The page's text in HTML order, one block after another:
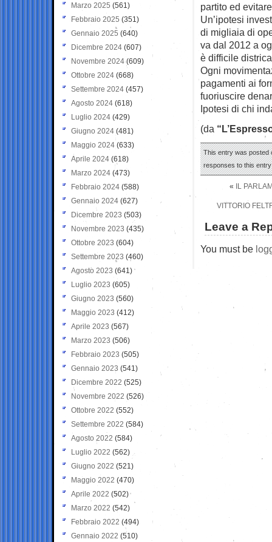
partito ed
Un’ipotesi
di migliaia di
va dal 2012 a
è difficile
Ogni
pagamenti ai
fuoriuscire
Ipotesi di chi
(da
This entry was posted
responses to this
« IL
VITTORIO
Leave a
You must be
Marzo 2025 (561)
Febbraio 2025 (351)
Gennaio 2025 (640)
Dicembre 2024 (607)
Novembre 2024(609)
Ottobre 2024 (668)
Settembre 2024 (457)
Agosto 2024 (618)
Luglio 2024 (429)
Giugno 2024 (481)
Maggio 2024 (633)
Aprile 2024 (618)
Marzo 2024 (473)
Febbraio 2024 (588)
Gennaio 2024 (627)
Dicembre 2023 (503)
Novembre 2023 (435)
Ottobre 2023 (604)
Settembre 2023 (460)
Agosto 2023 (641)
Luglio 2023 (605)
Giugno 2023 (560)
Maggio 2023 (412)
Aprile 2023 (567)
Marzo 2023 (506)
Febbraio 2023 (505)
Gennaio 2023 (541)
Dicembre 2022 (525)
Novembre 2022 (526)
Ottobre 2022 (552)
Settembre 2022 (584)
Agosto 2022 (584)
Luglio 2022 (562)
Giugno 2022 (521)
Maggio 2022 (470)
Aprile 2022 (502)
Marzo 2022 (542)
Febbraio 2022 (494)
Gennaio 2022 (510)